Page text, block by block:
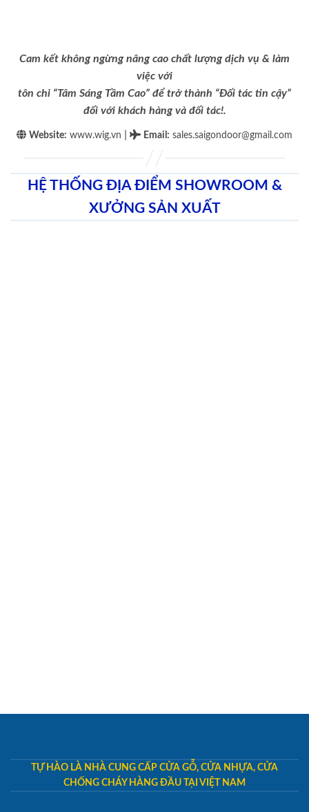
Cam kết không ngừng nâng cao chất lượng dịch vụ & làm
việc với
tôn chỉ “Tâm Sáng Tầm Cao” để trở thành “Đối tác tin cậy”
đối với khách hàng và đối tác!.
Website: www.wig.vn Email : sales.saigondoor@gmail.com
HỆ THỐNG ĐỊA ĐIỂM SHOWROOM &
XƯỞNG SẢN XUẤT
TỰ HÀO LÀ NHÀ CUNG CẤP CỬA GỖ, CỬA NHỰA, CỬA
CHỐNG CHÁY HÀNG ĐẦU TẠI VIỆT NAM